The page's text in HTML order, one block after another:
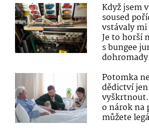
Když jsem
soused
vstávaly
Je to horší
s bungee
dohromady
Potomka
dědictví
o nárok na
můžete